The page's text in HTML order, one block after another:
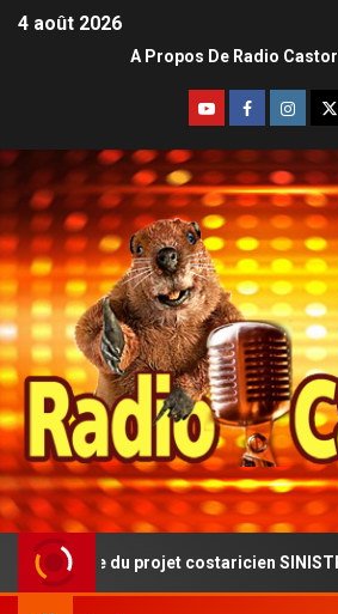
4 août 2026
A Propos De Radio Castor
projet costaricien SINISTRA